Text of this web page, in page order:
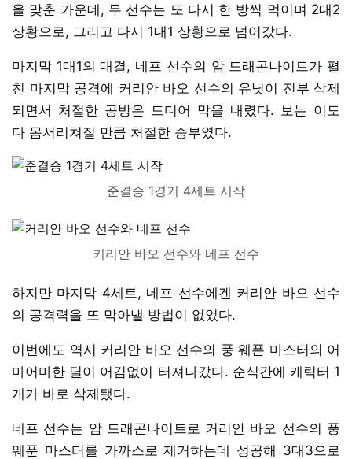
을 맞춘 가운데, 두 선수는 또 다시 한 방씩 먹이며 2대2
상황으로, 그리고 다시 1대1 상황으로 넘어갔다.
마지막 1대1의 대결, 네프 선수의 암 드래곤나이트가 펼
친 마지막 공격에 커리안 바오 선수의 유닛이 전부 삭제
되면서 처절한 공방은 드디어 막을 내렸다. 보는 이도
다 몸서리쳐질 만큼 처절한 승부였다.
준결승 1경기 4세트 시작
커리안 바오 선수와 네프 선수
하지만 마지막 4세트, 네프 선수에겐 커리안 바오 선수
의 공격력을 또 막아낼 방법이 없었다.
이번에도 역시 커리안 바오 선수의 풍 웨폰 마스터의 어
마어마한 딜이 어김없이 터져나갔다. 순식간에 캐릭터 1
개가 바로 삭제됐다.
네프 선수는 암 드래곤나이트로 커리안 바오 선수의 풍
웨푼 마스터를 가까스로 제거하는데 성공해 3대3으로